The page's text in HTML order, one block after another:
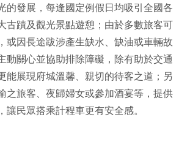
的發展，每逢國定例假日均吸引全國各
古蹟及觀光景點遊憩；由於多數旅客可
或因長途跋涉產生缺水、缺油或車輛故
動關心並協助排除障礙，除有助於交通
能展現府城溫馨、親切的待客之道；另
之旅客、夜歸婦女或參加酒宴等，提供
讓民眾搭乘計程車更有安全感。